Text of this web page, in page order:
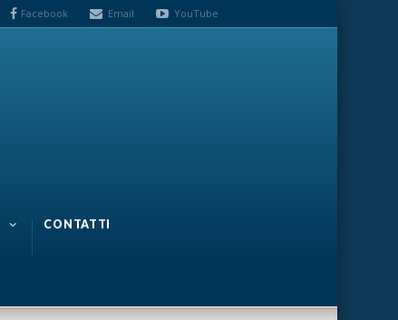
Facebook Email YouTube
CONTATTI